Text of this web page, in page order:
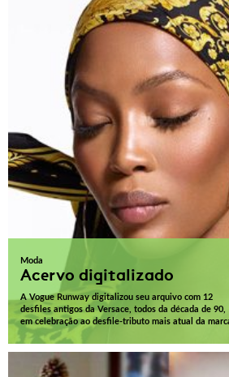
Moda
Acervo digitalizado
A Vogue Runway digitalizou seu arquivo com 12
desfiles antigos da Versace, todos da década de 90,
em celebração ao desfile-tributo mais atual da